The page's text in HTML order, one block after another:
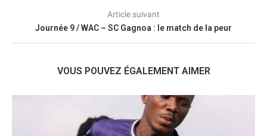
Article suivant
Journée 9 / WAC – SC Gagnoa : le match de la peur
VOUS POUVEZ ÉGALEMENT AIMER